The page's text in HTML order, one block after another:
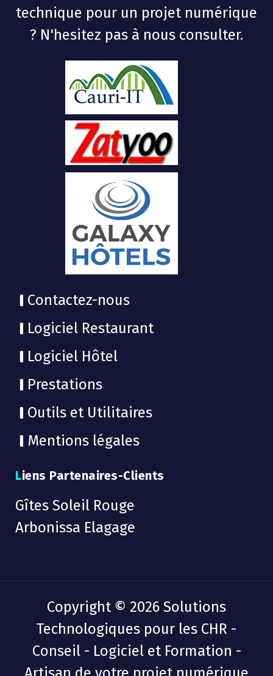
technique pour un projet numérique
? N'hesitez pas à nous consulter.
Contactez-nous
Logiciel Restaurant
Logiciel Hôtel
Prestations
Outils et Utilitaires
Mentions légales
Liens Partenaires-Clients
Gîtes Soleil Rouge
Arbonissa Elagage
Copyright © 2026 Solutions
Technologiques pour les CHR -
Conseil - Logiciel et Formation -